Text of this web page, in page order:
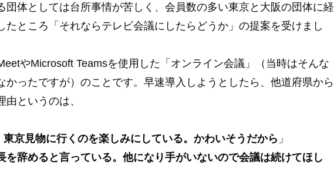
団体としては台所事情が苦しく、会員数の多い東京と大阪の団体に経
たところ「それならテレビ会議にしたらどうか」の提案を受けまし
やMicrosoft Teamsを使用した「オンライン会議」（当時はそんな
かったですが）のことです。早速導入しようとしたら、他道府県から
というのは、
京見物に行くのを楽しみにしている。かわいそうだから 」
を辞めると言っている。他になり手がいないので会議は続けてほし